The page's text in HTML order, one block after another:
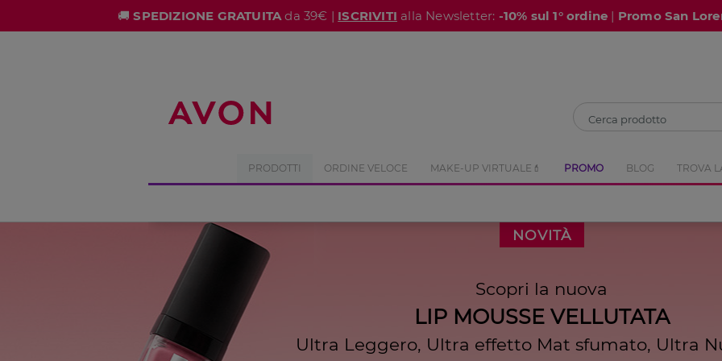
🚚 SPEDIZIONE GRATUITAda 39€ | ISCRIVITI alla Newsletter: -10% sul 1° ordine | Promo San
PRODOTTI ORDINE VELOCE MAKE-UP VIRTUALE💄 PROMO BLOG TROVA
NOVITÀ
Scopri la nuova
LIP MOUSSE VELLUTATA
Ultra Leggero, Ultra effetto Mat sfumato, Ultra
CHIUDI